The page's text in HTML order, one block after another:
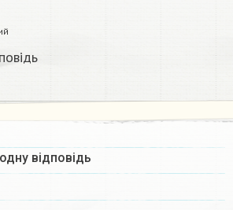
відповідь